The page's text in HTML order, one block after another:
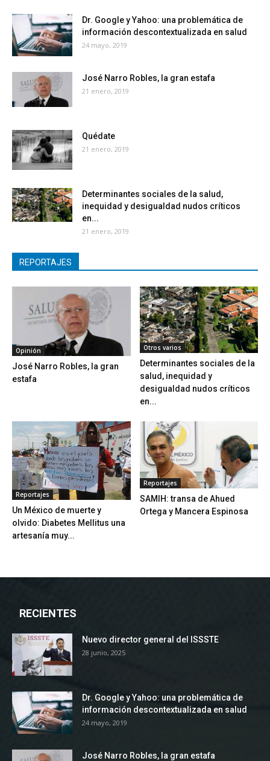
Dr. Google y Yahoo: una problemática de
información descontextualizada en salud
24 mayo, 2019
José Narro Robles, la gran estafa
21 enero, 2019
Quédate
21 enero, 2019
Determinantes sociales de la salud,
inequidad y desigualdad nudos críticos
en...
21 enero, 2019
REPORTAJES
Opinión
José Narro Robles, la gran
estafa
Otros varios
Determinantes sociales de la
salud, inequidad y
desigualdad nudos críticos
en...
Reportajes
Un México de muerte y
olvido: Diabetes Mellitus una
artesanía muy...
Reportajes
SAMIH: transa de Ahued
Ortega y Mancera Espinosa
RECIENTES
Nuevo director general del ISSSTE
28 junio, 2025
Dr. Google y Yahoo: una problemática de
información descontextualizada en salud
24 mayo, 2019
José Narro Robles, la gran estafa